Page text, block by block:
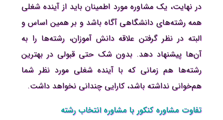
در نهایت، یک مشاوره مورد اطمینان باید از آینده شغلی
همه رشته‌های دانشگاهی آگاه باشد و بر همین اساس و
البته در نظر گرفتن علاقه دانش آموزان، رشته‌ها را به
آن‌ها پیشنهاد دهد. بدون شک حتی قبولی در بهترین
رشته‌ها هم زمانی که با آینده شغلی مورد نظر شما
هم‌خوانی نداشته باشد، کارایی چندانی نخواهد داشت.
تفاوت مشاوره کنکور با مشاوره انتخاب رشته